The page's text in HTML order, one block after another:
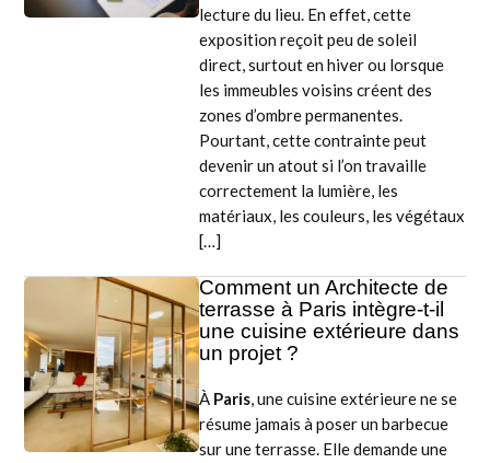
lecture du lieu. En effet, cette
exposition reçoit peu de soleil
direct, surtout en hiver ou lorsque
les immeubles voisins créent des
zones d’ombre permanentes.
Pourtant, cette contrainte peut
devenir un atout si l’on travaille
correctement la lumière, les
matériaux, les couleurs, les végétaux
[…]
Comment un Architecte de
terrasse à Paris intègre-t-il
une cuisine extérieure dans
un projet ?
À Paris, une cuisine extérieure ne se
résume jamais à poser un barbecue
sur une terrasse. Elle demande une